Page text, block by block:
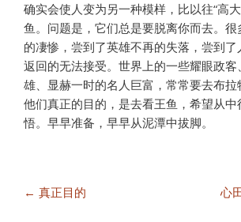
确实会使人变为另一种模样，比以往“高
鱼。问题是，它们总是要脱离你而去。很
的凄惨，尝到了英雄不再的失落，尝到
返回的无法接受。世界上的一些耀眼政
雄、显赫一时的名人巨富，常常要去布
他们真正的目的，是去看王鱼，希望从中
悟。早早准备，早早从泥潭中拔脚。
文
← 真正目的 心